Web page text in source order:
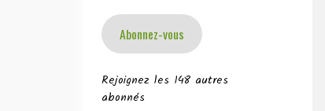
Abonnez-vous
Rejoignez les 148 autres
abonnés